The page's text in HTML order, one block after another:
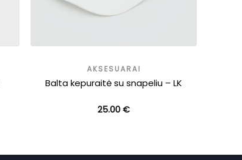
AKSESUARAI
Balta kepuraitė su snapeliu – LK
25.00€